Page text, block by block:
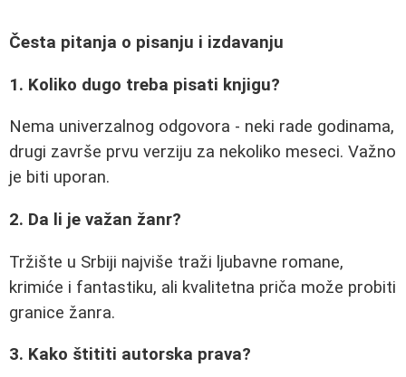
Česta pitanja o pisanju i izdavanju
1. Koliko dugo treba pisati knjigu?
Nema univerzalnog odgovora - neki rade godinama,
drugi završe prvu verziju za nekoliko meseci. Važno
je biti uporan.
2. Da li je važan žanr?
Tržište u Srbiji najviše traži ljubavne romane,
krimiće i fantastiku, ali kvalitetna priča može probiti
granice žanra.
3. Kako štititi autorska prava?